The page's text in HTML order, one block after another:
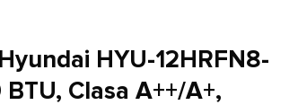
HYU-12HRFN8-
BTU, Clasa A++/A+,